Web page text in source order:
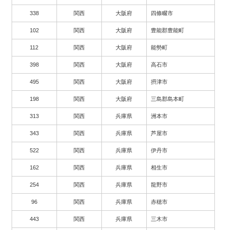
338 関西 大阪府 四條畷市
102 関西 大阪府 豊能郡豊能町
112 関西 大阪府 能勢町
398 関西 大阪府 高石市
495 関西 大阪府 摂津市
198 関西 大阪府 三島郡島本町
313 関西 兵庫県 洲本市
343 関西 兵庫県 芦屋市
522 関西 兵庫県 伊丹市
162 関西 兵庫県 相生市
254 関西 兵庫県 龍野市
96 関西 兵庫県 赤穂市
443 関西 兵庫県 三木市